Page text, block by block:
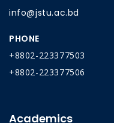
info@jstu.ac.bd
PHONE
+8802-223377503
+8802-223377506
Academics